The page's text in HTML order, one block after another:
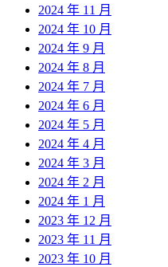
2024 年 11 月
2024 年 10 月
2024 年 9 月
2024 年 8 月
2024 年 7 月
2024 年 6 月
2024 年 5 月
2024 年 4 月
2024 年 3 月
2024 年 2 月
2024 年 1 月
2023 年 12 月
2023 年 11 月
2023 年 10 月